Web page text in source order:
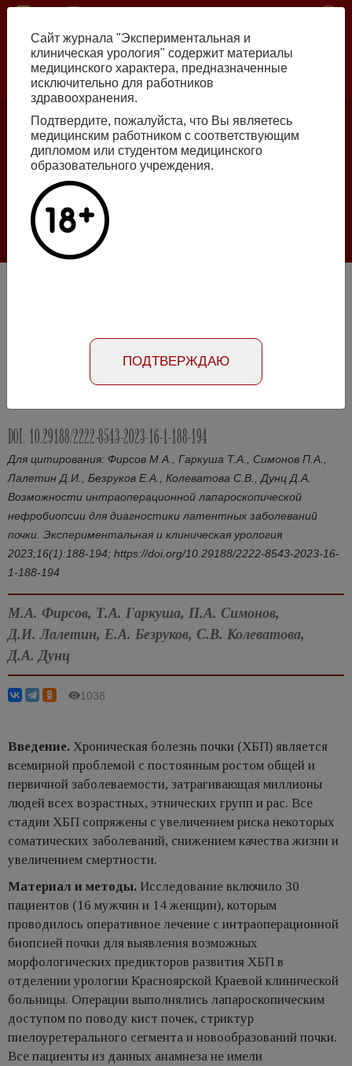
Перейти
основному
содержанию
Номер №2, 2026
Галлюцинации больших языковых моделей
в клинической урологии
Статья на русском
DOI: 10.29188/2222-8543-2023-16-1-188-194
Для цитирования: Фирсов М.А., Гаркуша Т.А., Симонов П.А.,
Лалетин Д.И., Безруков Е.А., Колеватова С.В., Дунц Д.А.
Возможности интраоперационной лапароскопической
нефробиопсии для диагностики латентных заболеваний
почки. Экспериментальная и клиническая урология
2023;16(1):188-194; https://doi.org/10.29188/2222-8543-2023-16-
1-188-194
М.А. Фирсов, Т.А. Гаркуша, П.А. Симонов,
Д.И. Лалетин, Е.А. Безруков, С.В. Колеватова,
Д.А. Дунц
1038
Введение. Хроническая болезнь почки (ХБП) является
всемирной проблемой с постоянным ростом общей и
первичной заболеваемости, затрагивающая миллионы
людей всех возрастных, этнических групп и рас. Все
стадии ХБП сопряжены с увеличением риска некоторых
соматических заболеваний, снижением качества жизни и
увеличением смертности.
Материал и методы. Исследование включило 30
пациентов (16 мужчин и 14 женщин), которым
проводилось оперативное лечение с интраоперационной
биопсией почки для выявления возможных
морфологических предикторов развития ХБП в
отделении урологии Красноярской Краевой клинической
больницы. Операции выполнялись лапароскопическим
доступом по поводу кист почек, стриктур
пиелоуретерального сегмента и новообразований почки.
Все пациенты из данных анамнеза не имели
Сайт журнала "Экспериментальная и
клиническая урология" содержит материалы
медицинского характера, предназначенные
исключительно для работников
здравоохранения.
Подтвердите, пожалуйста, что Вы являетесь
медицинским работником с соответствующим
дипломом или студентом медицинского
образовательного учреждения.
ПОДТВЕРЖДАЮ